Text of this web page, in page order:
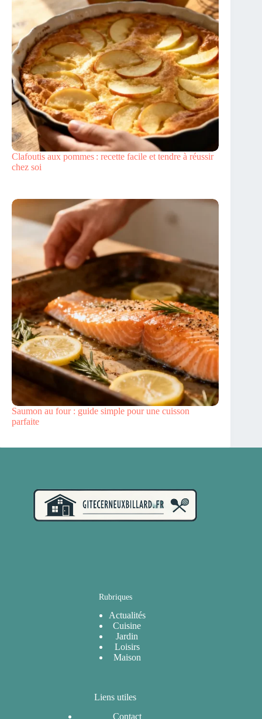
Clafoutis aux pommes : recette facile et tendre à réussir
chez soi
Saumon au four : guide simple pour une cuisson
parfaite
Rubriques
Actualités
Cuisine
Jardin
Loisirs
Maison
Liens utiles
Contact